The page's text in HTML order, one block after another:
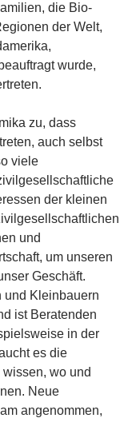
die Bio-
der Welt,
wurde,
zu, dass
auch selbst
viele
der kleinen
und
um unseren
Geschäft.
und Kleinbauern
ist Beratenden
in der
es die
wo und
Neue
angenommen,